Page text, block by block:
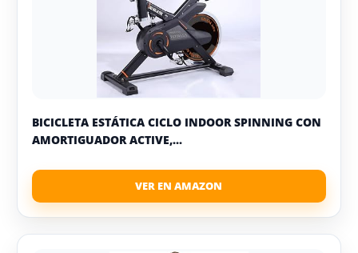
BICICLETA ESTÁTICA CICLO INDOOR SPINNING CON
AMORTIGUADOR ACTIVE,...